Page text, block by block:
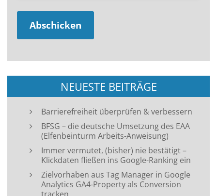
NEUESTE BEITRÄGE
Barrierefreiheit überprüfen & verbessern
BFSG – die deutsche Umsetzung des EAA
(Elfenbeinturm Arbeits-Anweisung)
Immer vermutet, (bisher) nie bestätigt –
Klickdaten fließen ins Google-Ranking ein
Zielvorhaben aus Tag Manager in Google
Analytics GA4-Property als Conversion
tracken